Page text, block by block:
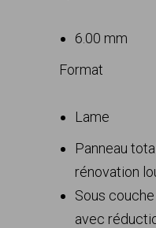
6.00 mm
Format
Lame
Panneau
rénovation
Sous
avec